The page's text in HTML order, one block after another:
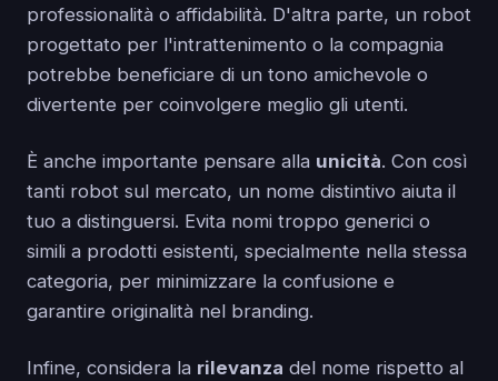
professionalità o affidabilità. D'altra parte, un robot
progettato per l'intrattenimento o la compagnia
potrebbe beneficiare di un tono amichevole o
divertente per coinvolgere meglio gli utenti.
È anche importante pensare alla unicità. Con così
tanti robot sul mercato, un nome distintivo aiuta il
tuo a distinguersi. Evita nomi troppo generici o
simili a prodotti esistenti, specialmente nella stessa
categoria, per minimizzare la confusione e
garantire originalità nel branding.
Infine, considera la rilevanza del nome rispetto al